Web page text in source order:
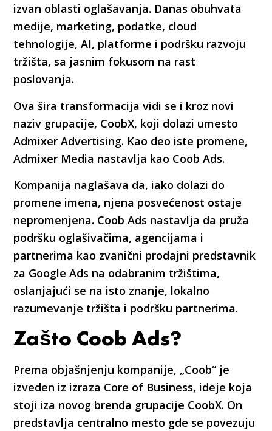
izvan oblasti oglašavanja. Danas obuhvata
medije, marketing, podatke, cloud
tehnologije, AI, platforme i podršku razvoju
tržišta, sa jasnim fokusom na rast
poslovanja.
Ova šira transformacija vidi se i kroz novi
naziv grupacije, CoobX, koji dolazi umesto
Admixer Advertising. Kao deo iste promene,
Admixer Media nastavlja kao Coob Ads.
Kompanija naglašava da, iako dolazi do
promene imena, njena posvećenost ostaje
nepromenjena. Coob Ads nastavlja da pruža
podršku oglašivačima, agencijama i
partnerima kao zvanični prodajni predstavnik
za Google Ads na odabranim tržištima,
oslanjajući se na isto znanje, lokalno
razumevanje tržišta i podršku partnerima.
Zašto Coob Ads?
Prema objašnjenju kompanije, „Coob“ je
izveden iz izraza Core of Business, ideje koja
stoji iza novog brenda grupacije CoobX. On
predstavlja centralno mesto gde se povezuju